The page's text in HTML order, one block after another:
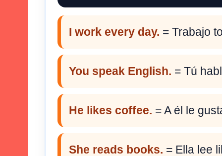
I work every day. = Trabajo
You speak English. = Tú
He likes coffee. = A él le
She reads books. = Ella lee